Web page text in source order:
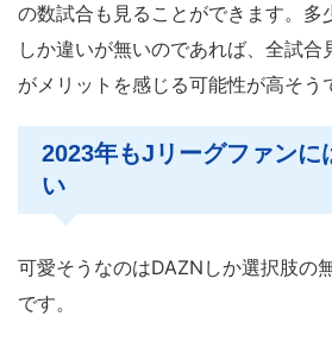
の数試合も見ることができます。
しか違いが無いのであれば、全試
がメリットを感じる可能性が高そう
2023年もJリーグファンに
い
可愛そうなのはDAZNしか選択肢の
です。